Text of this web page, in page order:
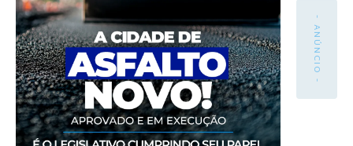
- ANÚNCIO -